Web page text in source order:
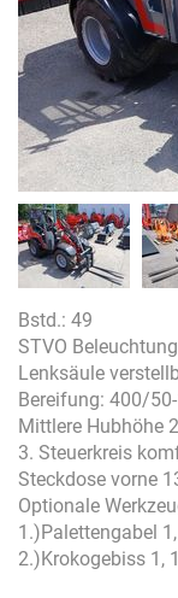
Bstd.: 49
STVO Beleuchtung
Lenksäule
Bereifung: 400/
Mittlere Hubhöhe
3. Steuerkreis
Steckdose vorne
Optionale
1.)Palettengabel
2.)Krokogebiss 1,